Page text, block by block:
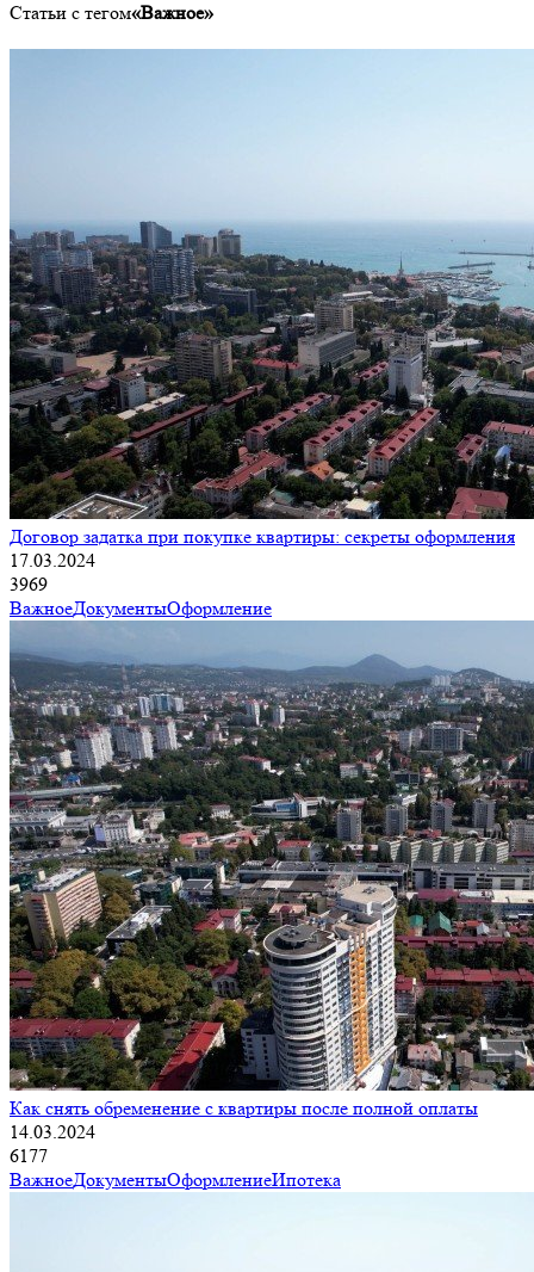
Статьи с тегом«Важное»
Договор задатка при покупке квартиры: секреты оформления
17.03.2024
3969
ВажноеДокументыОформление
Как снять обременение с квартиры после полной оплаты
14.03.2024
6177
ВажноеДокументыОформлениеИпотека